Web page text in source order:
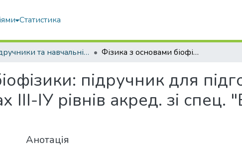
Статистика
Підручники та навчальні посібники Фізика з основами біофізики: підручник для підготовки фахівців в аграр. навч. закладах ІІІ-ІУ рівнів акред. зі спец. "Вет. медицина" і "Зооінженерія"
підручник для
ІІІ-ІУ рівнів акред. зі
Анотація